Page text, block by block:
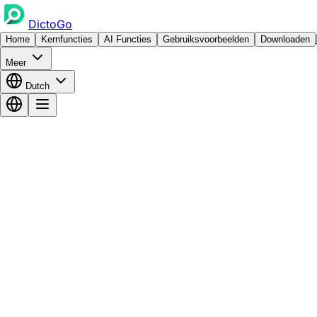
DictoGo
Home Kernfuncties AI Functies Gebruiksvoorbeelden Downloaden
Meer
Dutch